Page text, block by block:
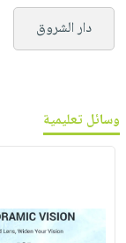
دار الشروق
وسائل تعليمية